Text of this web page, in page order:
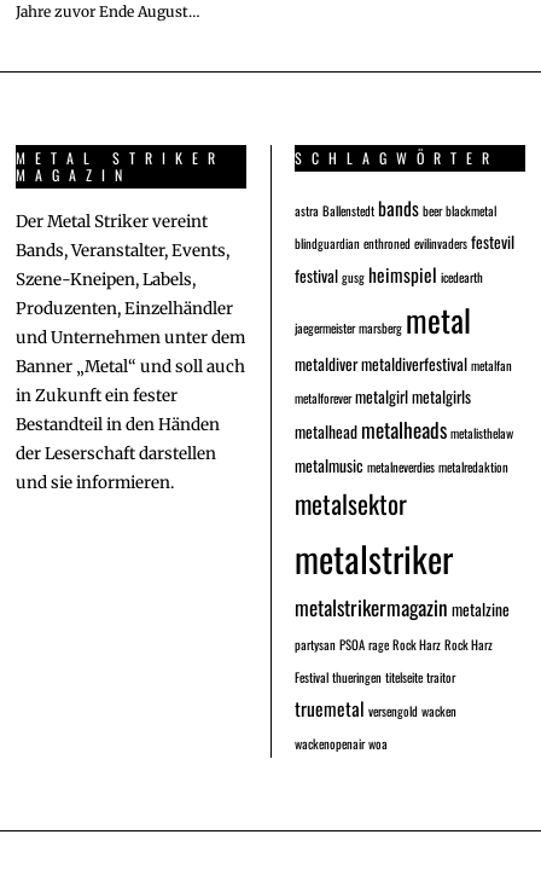
Jahre zuvor Ende August…
METAL STRIKER
MAGAZIN
Der Metal Striker vereint
Bands, Veranstalter, Events,
Szene-Kneipen, Labels,
Produzenten, Einzelhändler
und Unternehmen unter dem
Banner „Metal“ und soll auch
in Zukunft ein fester
Bestandteil in den Händen
der Leserschaft darstellen
und sie informieren.
SCHLAGWÖRTER
astra Ballenstedtbandsbeerblackmetal
blindguardianenthronedevilinvadersfestevil
festivalgusgheimspiel icedearth
jaegermeistermarsberg metal
metaldivermetaldiverfestivalmetalfan
metalforevermetalgirlmetalgirls
metalhead metalheadsmetalisthelaw
metalmusic metalneverdiesmetalredaktion
metalsektor
metalstriker
metalstrikermagazin metalzine
partysanPSOArageRock HarzRock Harz
Festivalthueringentitelseitetraitor
truemetal versengoldwacken
wackenopenairwoa